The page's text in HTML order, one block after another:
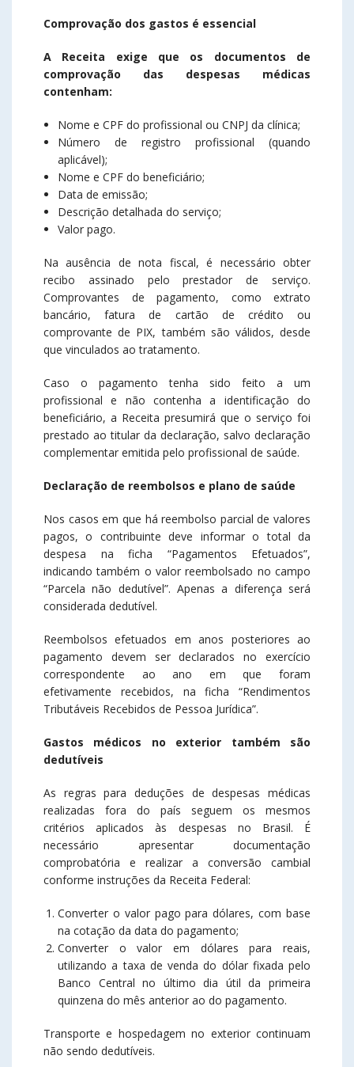
Comprovação dos gastos é essencial
A Receita exige que os documentos de
comprovação das despesas médicas
contenham:
Nome e CPF do profissional ou CNPJ da clínica;
Número de registro profissional (quando
aplicável);
Nome e CPF do beneficiário;
Data de emissão;
Descrição detalhada do serviço;
Valor pago.
Na ausência de nota fiscal, é necessário obter
recibo assinado pelo prestador de serviço.
Comprovantes de pagamento, como extrato
bancário, fatura de cartão de crédito ou
comprovante de PIX, também são válidos, desde
que vinculados ao tratamento.
Caso o pagamento tenha sido feito a um
profissional e não contenha a identificação do
beneficiário, a Receita presumirá que o serviço foi
prestado ao titular da declaração, salvo declaração
complementar emitida pelo profissional de saúde.
Declaração de reembolsos e plano de saúde
Nos casos em que há reembolso parcial de valores
pagos, o contribuinte deve informar o total da
despesa na ficha “Pagamentos Efetuados”,
indicando também o valor reembolsado no campo
“Parcela não dedutível”. Apenas a diferença será
considerada dedutível.
Reembolsos efetuados em anos posteriores ao
pagamento devem ser declarados no exercício
correspondente ao ano em que foram
efetivamente recebidos, na ficha “Rendimentos
Tributáveis Recebidos de Pessoa Jurídica”.
Gastos médicos no exterior também são
dedutíveis
As regras para deduções de despesas médicas
realizadas fora do país seguem os mesmos
critérios aplicados às despesas no Brasil. É
necessário apresentar documentação
comprobatória e realizar a conversão cambial
conforme instruções da Receita Federal:
Converter o valor pago para dólares, com base
na cotação da data do pagamento;
Converter o valor em dólares para reais,
utilizando a taxa de venda do dólar fixada pelo
Banco Central no último dia útil da primeira
quinzena do mês anterior ao do pagamento.
Transporte e hospedagem no exterior continuam
não sendo dedutíveis.